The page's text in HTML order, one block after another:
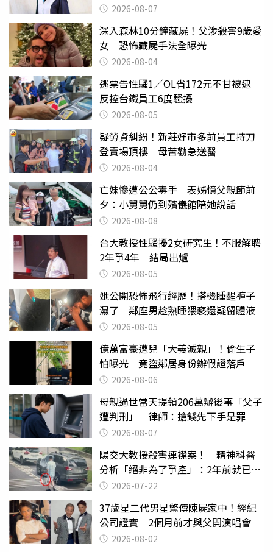
2026-08-07
深入森林10分鐘藏屍！父涉殺害9歲愛
女 恐怖藏屍手法全曝光
2026-08-04
逃票告性騷1／OL省172元不甘被逮
反控台鐵員工6度騷擾
2026-08-05
疑勞資糾紛！新莊好市多前員工持刀
登賣場頂樓 母苦勸急送醫
2026-08-04
亡妹慘遭公公毒手 表姊憶父親節前
夕：小舅舅仍到殯儀館陪她說話
2026-08-08
台大教授性騷擾2女研究生！不服解聘
2年爭4年 結局出爐
2026-08-05
她公開恐怖飛行經歷！搭機睡醒褲子
濕了 鄰座男趁熟睡猥褻還疑留體液
2026-08-05
億萬富豪遭兒「大義滅親」！偷生子
怕曝光 竟盜鄰居身份辦假證落戶
2026-08-06
母親過世當天提領206萬辦後事「父子
遭判刑」 律師：搶錢先下手是罪
2026-08-07
陽交大教授殺害連襟案！ 精神科醫
分析「絕非為了爭產」：2年前就已言
行詭異
2026-07-22
37歲星二代男星驚傳陳屍家中！經紀
公司證實 2個月前才與父開演唱會
2026-08-02